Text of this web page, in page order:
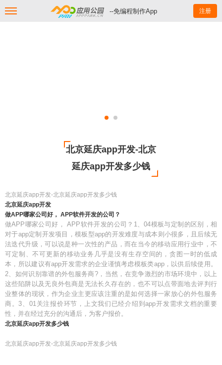
--免编程制作App 注册
北京延庆app开发-北京
延庆app开发多少钱
北京延庆app开发-北京延庆app开发多少钱
北京延庆app开发
做APP哪家公司好， APP软件开发的公司？
做APP哪家公司好， APP软件开发的公司？1、04模板与定制的区别，相
对于app定制开发项目，模板型app的开发难度与成本则小很多，且后续无
法迭代升级，可以说是种一次性的产品，而在当今的移动应用行业中，不
可定制、不可更新的移动业务几乎是没有生存空间的，贪图一时的低成
本，所以建议有app开发需求的企业谨慎考虑模板类app，以供后续使用。
2、如何识别靠谱的外包服务商?，当然，在竞争激烈的市场环境中，以上
这些陷阱以及无良外包商是无法长久存在的，也不可以点带面地去评判行
业整体的现状，作为企业主更应该注重的是如何选择一家放心的外包服务
商。3、01关注报价环节，上文我们已经介绍到app开发需求文档的重要
性，并在经过充分的沟通后，为客户报价。
北京延庆app开发多少钱
北京延庆app开发-北京延庆app开发多少钱